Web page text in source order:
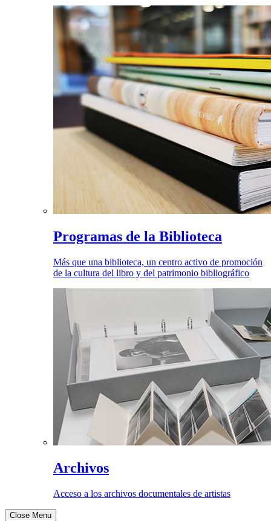
Programas de la Biblioteca
Más que una biblioteca, un centro activo de promoción
de la cultura del libro y del patrimonio bibliográfico
Archivos
Acceso a los archivos documentales de artistas
Close Menu